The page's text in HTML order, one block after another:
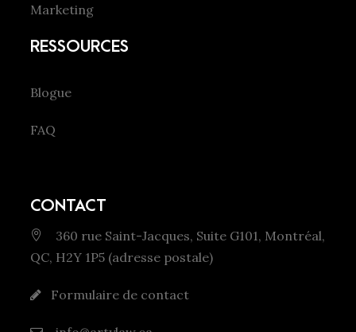
Marketing
RESSOURCES
Blogue
FAQ
CONTACT
360 rue Saint-Jacques, Suite G101, Montréal,
QC, H2Y 1P5 (adresse postale)
Formulaire de contact